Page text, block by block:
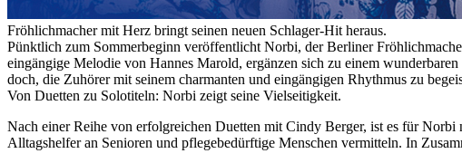
Fröhlichmacher mit Herz bringt seinen neuen Schlager-Hit heraus.
Pünktlich zum Sommerbeginn veröffentlicht Norbi, der Berliner
eingängige Melodie von Hannes Marold, ergänzen sich zu einem
doch, die Zuhörer mit seinem charmanten und eingängigen Rhythmus zu
Von Duetten zu Solotiteln: Norbi zeigt seine Vielseitigkeit.
Nach einer Reihe von erfolgreichen Duetten mit Cindy Berger, ist es für
Alltagshelfer an Senioren und pflegebedürftige Menschen vermitteln. In